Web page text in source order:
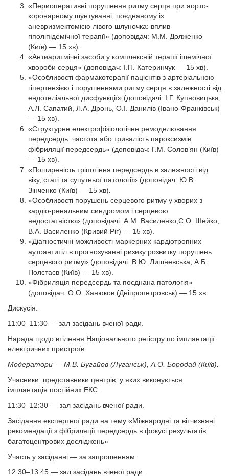
«Периоперативні порушення ритму серця при аорто-
коронарному шунтуванні, поєднаному із
аневризмектомією лівого шлуночка: вплив
гіполіпідемічної терапії» (доповідач: М.М. Долженко
(Київ) — 15 хв).
«Антиаритмічні засоби у комплексній терапії ішемічної
хвороби серця» (доповідач: І.П. Катеринчук — 15 хв).
«Особливості фармакотерапії пацієнтів з артеріальною
гіпертензією і порушеннями ритму серця в залежності від
ендотеліальної дисфункції» (доповідачі: І.Г. Купновицька,
А.Л. Сапатий, Л.А. Дронь, О.І. Данилів (Івано-Франківськ)
— 15 хв).
«Структурне електрофізіологічне ремоделювання
передсердь: частота або тривалість пароксизмів
фібриляції передсердь» (доповідач: Г.М. Солов’ян (Київ)
— 15 хв).
«Поширеність тріпотіння передсердь в залежності від
віку, статі та супутньої патології» (доповідач: Ю.В.
Зінченко (Київ) — 15 хв)
«Особливості порушень серцевого ритму у хворих з
кардіо-ренальним синдромом і серцевою
недостатністю» (доповідачі: А.М. Василенко,С.О. Шейко,
В.А. Василенко (Кривий Ріг) — 15 хв).
«Діагностичні можливості маркерних кардіотропних
аутоантитіл в прогнозуванні ризику розвитку порушень
серцевого ритму» (доповідачі: В.Ю. Лишневська, А.Б.
Полєтаєв (Київ) — 15 хв).
«Фібриляція передсердь та поєднана патологія»
(доповідач: О.О. Ханюков (Дніпропетровськ) — 15 хв.
Дискусія.
11:00–11:30 — зал засідань вченої ради.
Нарада щодо втілення Національного регістру по імплантації
електричних пристроїв.
Модератори — М.В. Бугайов (Луганськ), А.О. Бородай (Київ).
Учасники: представники центрів, у яких виконується
імплантація постійних ЕКС.
11:30–12:30 — зал засідань вченої ради.
Засідання експертної ради на тему «Міжнародні та вітчизняні
рекомендації з фібриляції передсердь в фокусі результатів
багатоцентрових досліджень»
Участь у засіданні — за запрошенням.
12:30–13:45 — зал засідань вченої ради.